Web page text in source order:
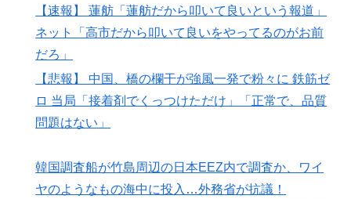
【速報】 蓮舫「蓮舫だから叩いて良いという報道」
ネット「高市だから叩いて良いをやってるのがお前
だろ」
【悲報】 中国、橋の欄干が強風一発で粉々に 鉄筋ゼ
ロ 当局「接着剤でくっつけただけ」「正常で、品質
問題はない」
韓国調査船が竹島周辺の日本EEZ内で調査か、ワイ
ヤのようなもの海中に投入…外務省が抗議！